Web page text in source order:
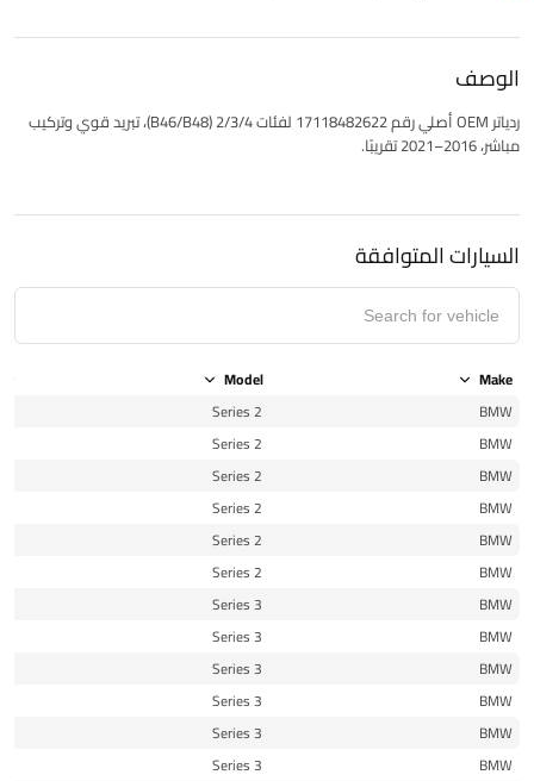
الوصف
ردياتر OEM أصلي رقم 17118482622 لفئات 2/3/4 (B46/B48)، تبريد قوي وتركيب
مباشر، 2016–2021 تقريبًا.
السيارات المتوافقة
Make
Model
BMW
2 Series
BMW
2 Series
BMW
2 Series
BMW
2 Series
BMW
2 Series
BMW
2 Series
BMW
3 Series
BMW
3 Series
BMW
3 Series
BMW
3 Series
BMW
3 Series
BMW
3 Series